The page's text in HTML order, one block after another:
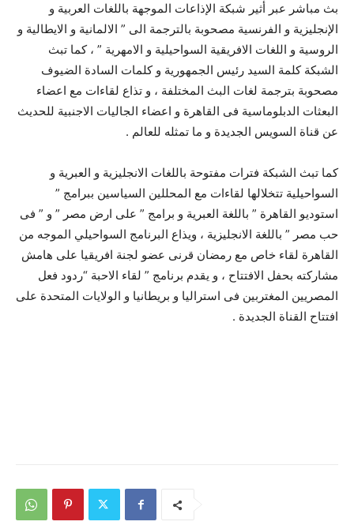
بث مباشر عبر أثير شبكة الإذاعات الموجهة باللغات العربية و
الإنجليزية و الفرنسية مصحوبة بالترجمة الى ” الالمانية و الايطالية و
الروسية و اللغات الافريقية السواحيلية و الامهرية ” ، كما تبث
الشبكة كلمة السيد رئيس الجمهورية و كلمات السادة الضيوف
مصحوبة بترجمة لغات البث المختلفة ، و تذاع لقاءات مع اعضاء
البعثات الدبلوماسية فى القاهرة و اعضاء الجاليات الاجنبية للحديث
عن قناة السويس الجديدة و ما تمثله للعالم .
كما تبث الشبكة فترات مفتوحة باللغات الانجليزية و العبرية و
السواحيلية تتخلالها لقاءات مع المحللين السياسين ببرامج ”
استوديو القاهرة ” باللغة العبرية و برامج ” على ارض مصر ” و ” فى
حب مصر ” باللغة الانجليزية ، ويذاع البرنامج السواحيلي الموجه من
القاهرة لقاء خاص مع رمضان قرنى عضو لجنة افريقيا على هامش
مشاركته بحفل الافتتاح ، و يقدم برنامج ” لقاء الاحبة “ردود فعل
المصريين المغتربين فى استراليا و بريطانيا و الولايات المتحدة على
افتتاح القناة الجديدة .